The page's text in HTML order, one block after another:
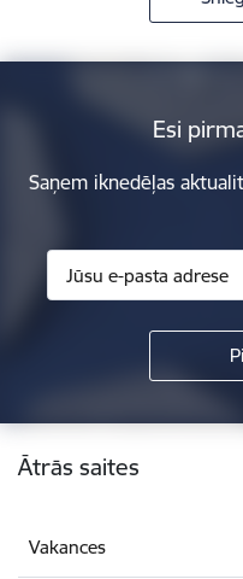
Esi
Saņem iknedēļas
Kājene
Ātrās saites
Vakances